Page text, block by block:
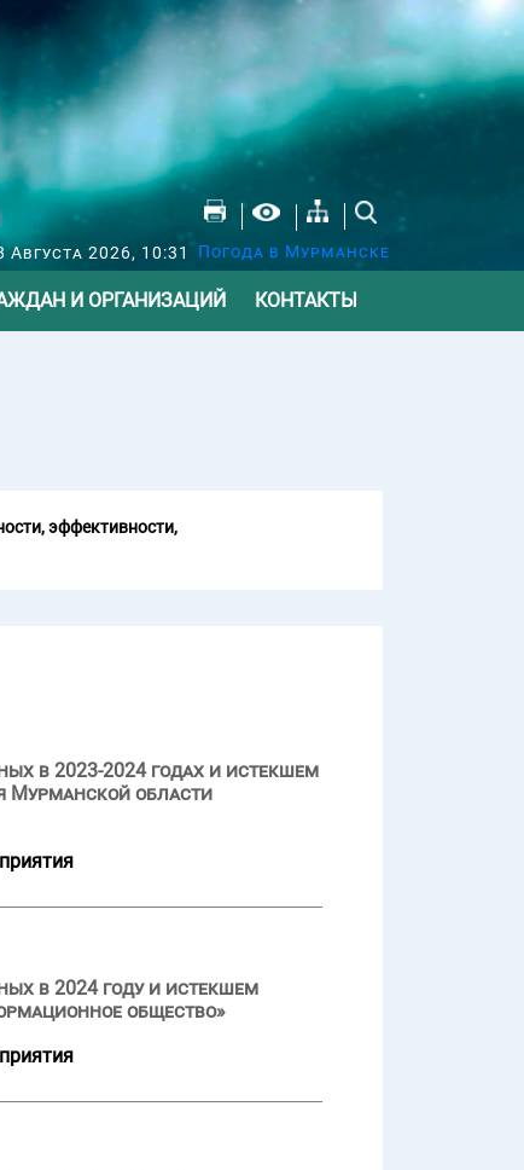
Августа 2026, 10:31 Погода в Мурманске
И ОРГАНИЗАЦИЙ КОНТАКТЫ
эффективности,
в 2023-2024 годах и истекшем
Мурманской области
в 2024 году и истекшем
общество»